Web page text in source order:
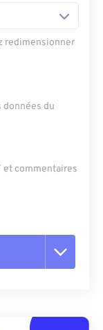
redimensionner
du
​​et commentaires